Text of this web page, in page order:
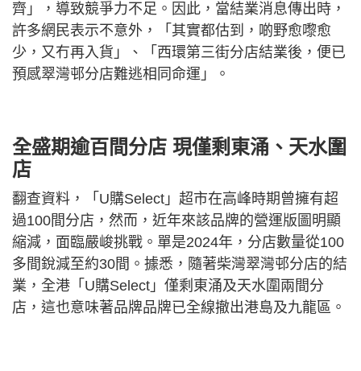
齊」，導致競爭力不足。因此，當結業消息傳出時，
許多網民表示不意外，「其實都估到，啲野愈嚟愈
少，又冇再入貨」、「西環第三街分店結業後，便已
預感翠灣邨分店難逃相同命運」。
全盛期逾百間分店 現僅剩東涌、天水圍
店
翻查資料，「U購Select」超市在高峰時期曾擁有超
過100間分店，然而，近年來該品牌的營運版圖明顯
縮減，面臨嚴峻挑戰。單是2024年，分店數量從100
多間銳減至約30間。據悉，隨著柴灣翠灣邨分店的結
業，全港「U購Select」僅剩東涌及天水圍兩間分
店，這也意味著品牌品牌已全線撤出港島及九龍區。